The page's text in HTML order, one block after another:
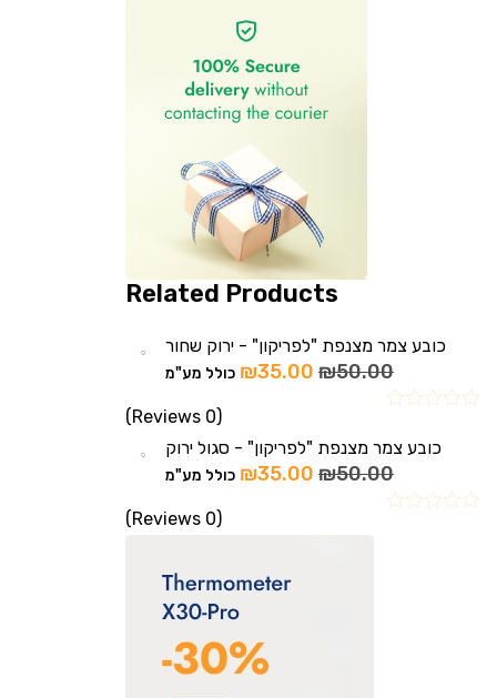
Related Products
כובע צמר מצנפת "לפריקון" - ירוק שחור
₪50.00
₪35.00 כולל מע"מ
(0 Reviews)
כובע צמר מצנפת "לפריקון" - סגול ירוק
₪50.00
₪35.00 כולל מע"מ
(0 Reviews)